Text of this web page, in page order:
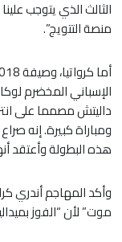
الثالث الذي يتوجب
منصة التتويج”.
داليتش مصمما على
ومباراة كبيرة. إنه
هذه البطولة وأعتقد
وأكد المهاجم أندري
موت” لأن “الفوز